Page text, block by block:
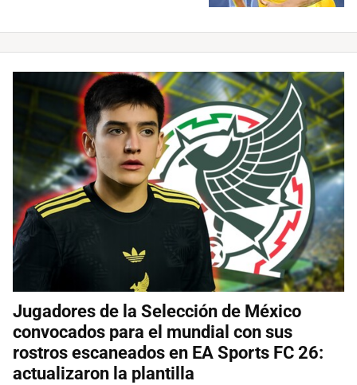
Jugadores de la Selección de México
convocados para el mundial con sus
rostros escaneados en EA Sports FC 26:
actualizaron la plantilla